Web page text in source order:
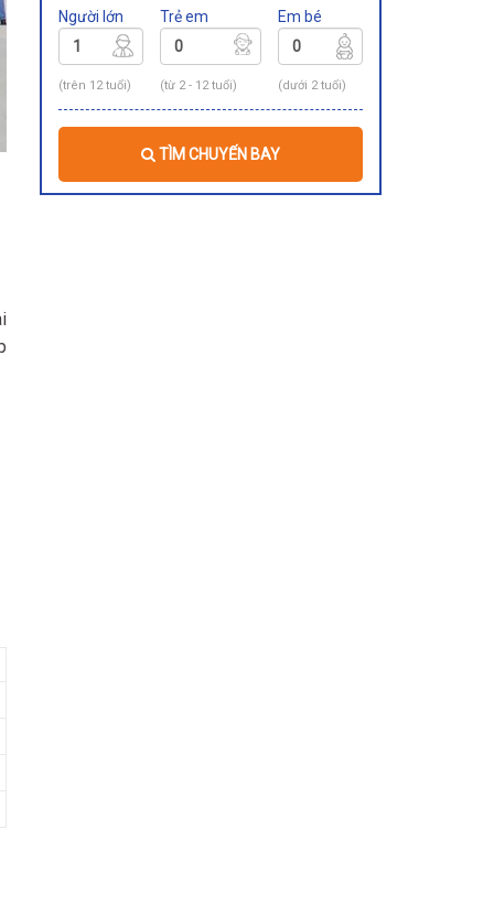
Người lớn
(trên 12 tuổi)
Trẻ em
(từ 2 - 12 tuổi)
Em bé
(dưới 2 tuổi)
TÌM CHUYẾN BAY